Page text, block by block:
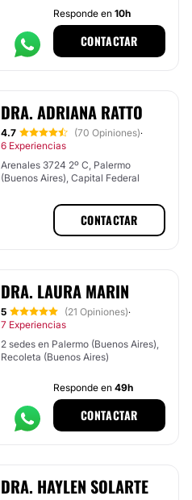
Responde en 10h
CONTACTAR
DRA. ADRIANA RATTO
4.7 (70 Opiniones)·
6 Experiencias
Arenales 3724 2º C, Palermo
(Buenos Aires), Capital Federal
CONTACTAR
DRA. LAURA MARIN
5 (21 Opiniones)·
7 Experiencias
2 sedes en Palermo (Buenos Aires),
Recoleta (Buenos Aires)
Responde en 49h
CONTACTAR
DRA. HAYLEN SOLARTE